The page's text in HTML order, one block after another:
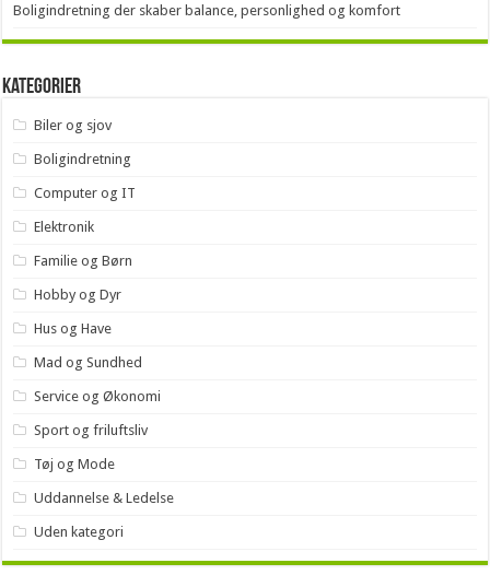
Boligindretning der skaber balance, personlighed og komfort
Kategorier
Biler og sjov
Boligindretning
Computer og IT
Elektronik
Familie og Børn
Hobby og Dyr
Hus og Have
Mad og Sundhed
Service og Økonomi
Sport og friluftsliv
Tøj og Mode
Uddannelse & Ledelse
Uden kategori